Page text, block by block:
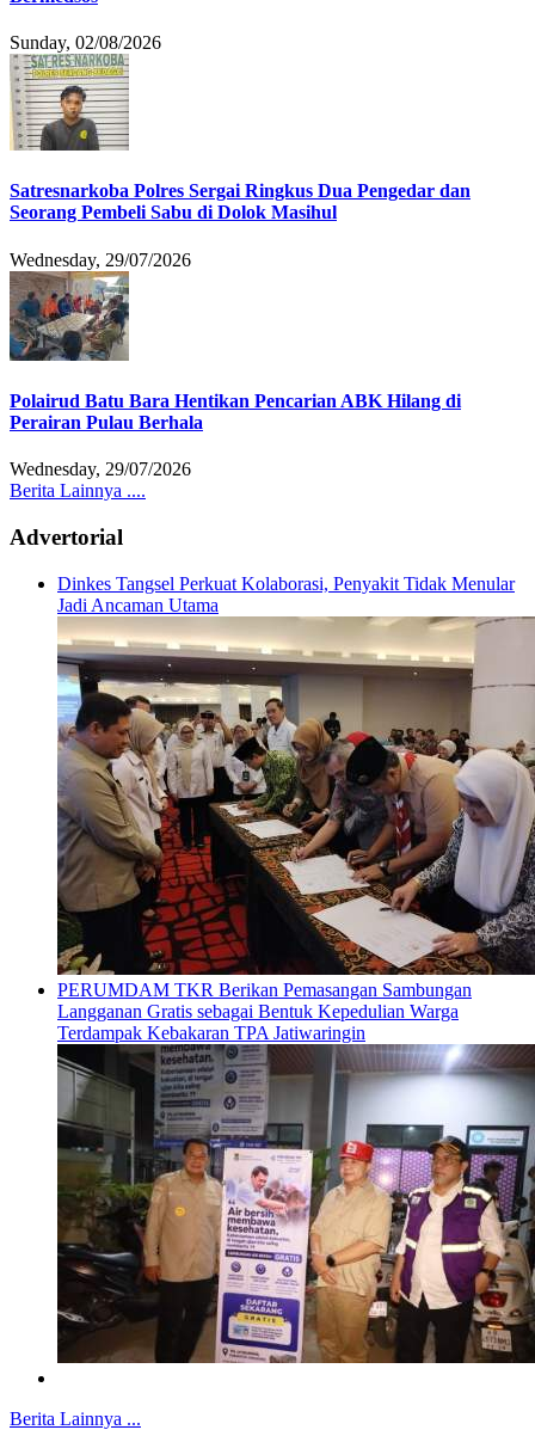
Sunday, 02/08/2026
Satresnarkoba Polres Sergai Ringkus Dua Pengedar dan
Seorang Pembeli Sabu di Dolok Masihul
Wednesday, 29/07/2026
Polairud Batu Bara Hentikan Pencarian ABK Hilang di
Perairan Pulau Berhala
Wednesday, 29/07/2026
Berita Lainnya ....
Advertorial
Dinkes Tangsel Perkuat Kolaborasi, Penyakit Tidak Menular
Jadi Ancaman Utama
PERUMDAM TKR Berikan Pemasangan Sambungan
Langganan Gratis sebagai Bentuk Kepedulian Warga
Terdampak Kebakaran TPA Jatiwaringin
Berita Lainnya ...